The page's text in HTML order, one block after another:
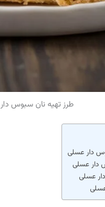
طرز تهیه نان سبوس
دار عسلی
دار عسلی
عسلی